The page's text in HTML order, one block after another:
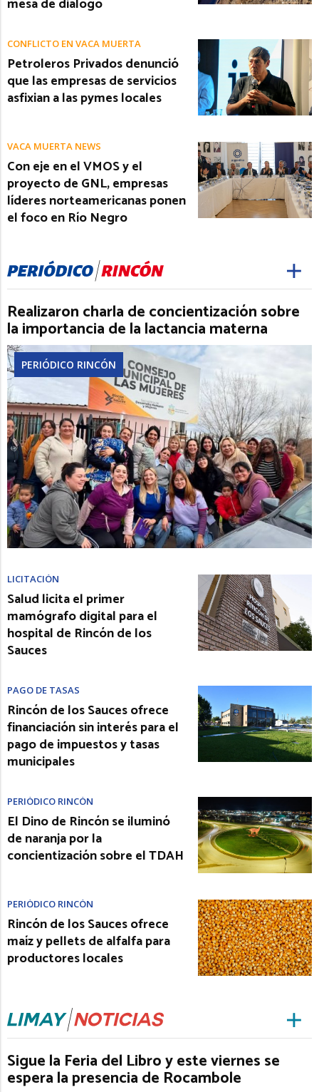
mesa de diálogo
CONFLICTO EN VACA MUERTA
Petroleros Privados denunció
que las empresas de servicios
asfixian a las pymes locales
VACA MUERTA NEWS
Con eje en el VMOS y el
proyecto de GNL, empresas
líderes norteamericanas ponen
el foco en Río Negro
Realizaron charla de concientización sobre
la importancia de la lactancia materna
PERIÓDICO RINCÓN
LICITACIÓN
Salud licita el primer
mamógrafo digital para el
hospital de Rincón de los
Sauces
PAGO DE TASAS
Rincón de los Sauces ofrece
financiación sin interés para el
pago de impuestos y tasas
municipales
PERIÓDICO RINCÓN
El Dino de Rincón se iluminó
de naranja por la
concientización sobre el TDAH
PERIÓDICO RINCÓN
Rincón de los Sauces ofrece
maíz y pellets de alfalfa para
productores locales
Sigue la Feria del Libro y este viernes se
espera la presencia de Rocambole